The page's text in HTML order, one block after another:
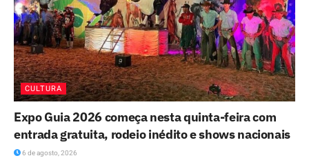
CULTURA
Expo Guia 2026 começa nesta quinta-feira com
entrada gratuita, rodeio inédito e shows nacionais
6 de agosto, 2026